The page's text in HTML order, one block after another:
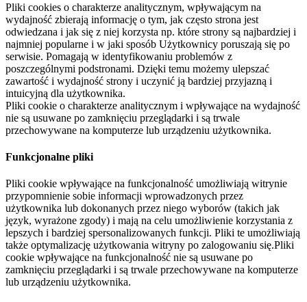
Pliki cookies o charakterze analitycznym, wpływającym na
wydajność zbierają informację o tym, jak często strona jest
odwiedzana i jak się z niej korzysta np. które strony są najbardziej i
najmniej popularne i w jaki sposób Użytkownicy poruszają się po
serwisie. Pomagają w identyfikowaniu problemów z
poszczególnymi podstronami. Dzięki temu możemy ulepszać
zawartość i wydajność strony i uczynić ją bardziej przyjazną i
intuicyjną dla użytkownika.
Pliki cookie o charakterze analitycznym i wpływające na wydajność
nie są usuwane po zamknięciu przeglądarki i są trwale
przechowywane na komputerze lub urządzeniu użytkownika.
Funkcjonalne pliki
Pliki cookie wpływające na funkcjonalność umożliwiają witrynie
przypomnienie sobie informacji wprowadzonych przez
użytkownika lub dokonanych przez niego wyborów (takich jak
język, wyrażone zgody) i mają na celu umożliwienie korzystania z
lepszych i bardziej spersonalizowanych funkcji. Pliki te umożliwiają
także optymalizację użytkowania witryny po zalogowaniu się.Pliki
cookie wpływające na funkcjonalność nie są usuwane po
zamknięciu przeglądarki i są trwale przechowywane na komputerze
lub urządzeniu użytkownika.